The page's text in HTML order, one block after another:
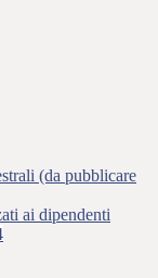
(da pubblicare
ai dipendenti